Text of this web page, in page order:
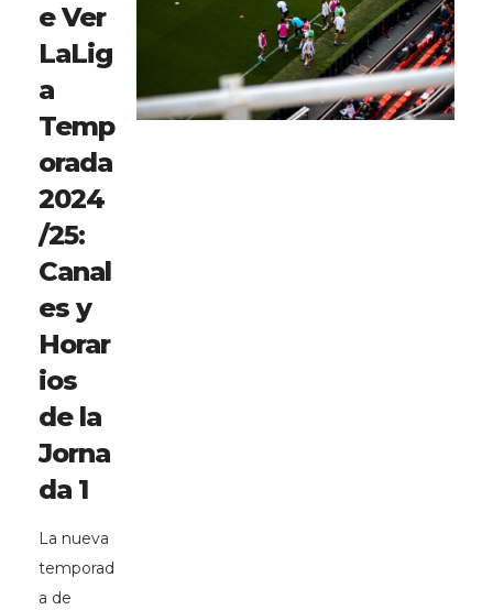
e Ver
LaLig
a
Temp
orada
2024
/25:
Canal
es y
Horar
ios
de la
Jorna
da 1
La nueva
temporad
a de